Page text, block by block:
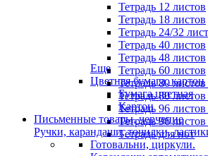
Тетрадь 12 листов
Тетрадь 18 листов
Тетрадь 24/32
Тетрадь 40 листов
Тетрадь 48 листов
Тетрадь 60 листов
Тетрадь 80
Тетрадь 80
Тетрадь 96
Тетрадь 96
Тетрадь для нот
Еще
Цветная бумага, картон
Бумага цветная
Картон
Письменные товары, черчение
Ручки, карандаши, точилки,
Готовальни, циркули.